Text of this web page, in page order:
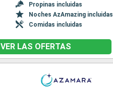
Propinas incluidas
Noches AzAmazing incluidas
Comidas incluidas
VER LAS OFERTAS